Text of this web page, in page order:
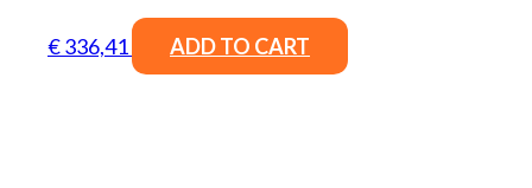
€336,41 ADD TO CART